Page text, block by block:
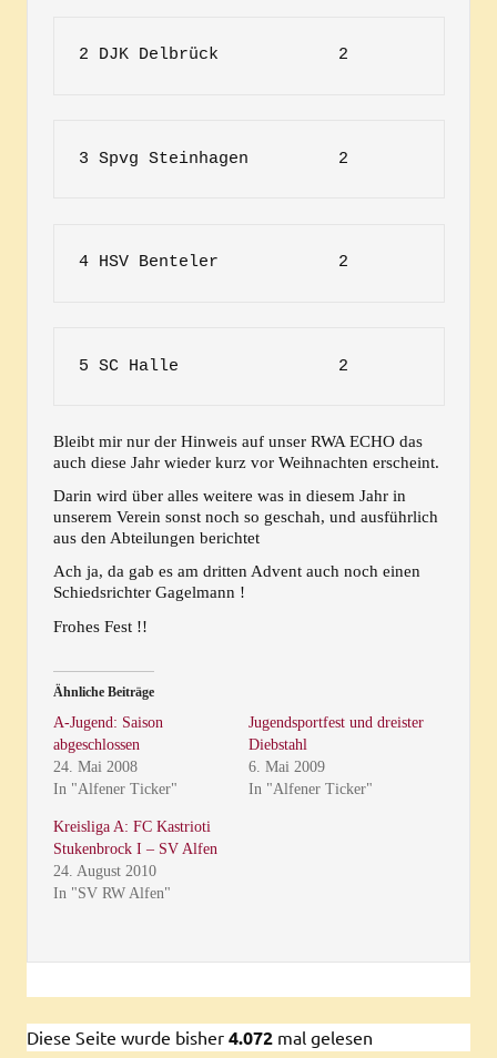
2 DJK Delbrück            2
3 Spvg Steinhagen         2
4 HSV Benteler            2
5 SC Halle                2
Bleibt mir nur der Hinweis auf unser RWA ECHO das
auch diese Jahr wieder kurz vor Weihnachten erscheint.
Darin wird über alles weitere was in diesem Jahr in
unserem Verein sonst noch so geschah, und ausführlich
aus den Abteilungen berichtet
Ach ja, da gab es am dritten Advent auch noch einen
Schiedsrichter Gagelmann !
Frohes Fest !!
Ähnliche Beiträge
A-Jugend: Saison
abgeschlossen
24. Mai 2008
In "Alfener Ticker"
Jugendsportfest und dreister
Diebstahl
6. Mai 2009
In "Alfener Ticker"
Kreisliga A: FC Kastrioti
Stukenbrock I – SV Alfen
24. August 2010
In "SV RW Alfen"
Diese Seite wurde bisher 4.072 mal gelesen